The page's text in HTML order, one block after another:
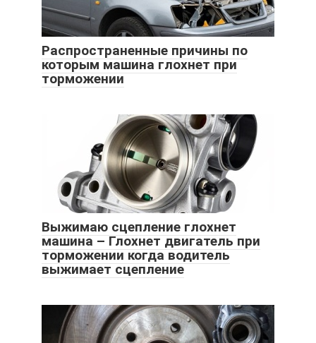
Распространенные причины по
которым машина глохнет при
торможении
Выжимаю сцепление глохнет
машина – Глохнет двигатель при
торможении когда водитель
выжимает сцепление